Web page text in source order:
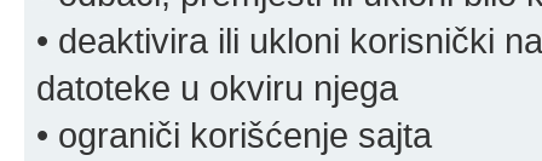
• deaktivira ili ukloni korisnički
datoteke u okviru njega
• ograniči korišćenje sajta